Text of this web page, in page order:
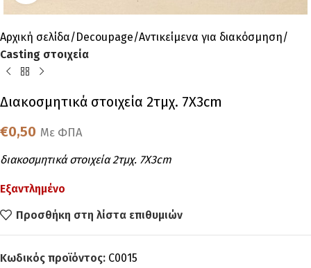
Αρχική σελίδα Decoupage Αντικείμενα για διακόσμηση
Casting στοιχεία
Διακοσμητικά στοιχεία 2τμχ. 7Χ3cm
€0,50 Με ΦΠΑ
διακοσμητικά στοιχεία 2τμχ. 7Χ3cm
Εξαντλημένο
Προσθήκη στη λίστα επιθυμιών
Κωδικός προϊόντος: C0015